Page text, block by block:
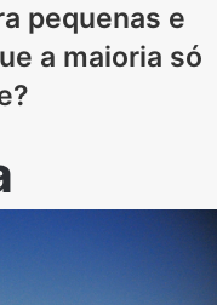
pequenas e
a maioria só